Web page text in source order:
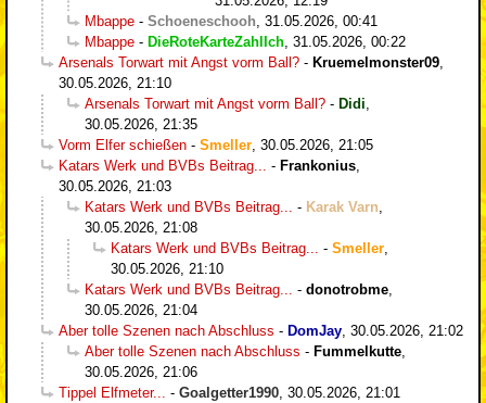
Mbappe - Schoeneschooh 31.05.2026, 00:41
Mbappe - DieRoteKarteZahlIch 31.05.2026, 00:22
Arsenals Torwart mit Angst vorm Ball? - Kruemelmonster09
30.05.2026, 21:10
Arsenals Torwart mit Angst vorm Ball? - Didi
30.05.2026, 21:35
Vorm Elfer schießen - Smeller 30.05.2026, 21:05
Katars Werk und BVBs Beitrag...
- Frankonius
30.05.2026, 21:03
Katars Werk und BVBs Beitrag...
- Karak Varn
30.05.2026, 21:08
Katars Werk und BVBs Beitrag...
- Smeller
30.05.2026, 21:10
Katars Werk und BVBs Beitrag...
- donotrobme
30.05.2026, 21:04
Aber tolle Szenen nach Abschluss - DomJay 30.05.2026, 21:02
Aber tolle Szenen nach Abschluss - Fummelkutte
30.05.2026, 21:06
Tippel Elfmeter...
- Goalgetter1990 30.05.2026, 21:01